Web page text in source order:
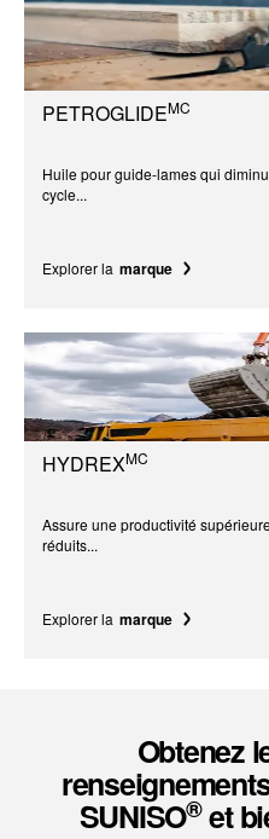
PETROGLIDEMC
Huile pour guide-lames qui
cycle...
Explorer la marque
HYDREXMC
Assure une productivité
réduits...
Explorer la marque
Obtenez
SUNISO®et